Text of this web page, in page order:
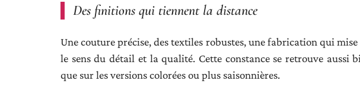
Des finitions qui tiennent la distance
Une couture précise, des textiles robustes, une fabrication qui
le sens du détail et la qualité. Cette constance se retrouve aussi
que sur les versions colorées ou plus saisonnières.